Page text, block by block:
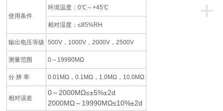
+
使用条件
环境温度：0℃～+45℃
相对湿度：≤85%RH
输出电压等级 500V，1000V，2000V，2500V
测量范围 0～19990MΩ
分 辨 率 0.01MΩ，0.1MΩ，1.0MΩ，10.0MΩ
相对误差
0～2000MΩ≤±5%±2d
2000MΩ～19990MΩ≤10%±2d